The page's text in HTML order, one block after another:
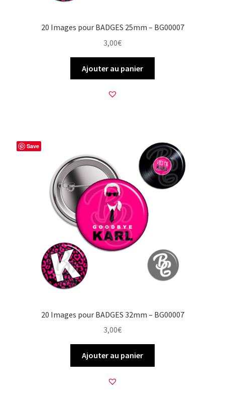
20 Images pour BADGES 25mm – BG00007
3,00€
Ajouter au panier
Save
20 Images pour BADGES 32mm – BG00007
3,00€
Ajouter au panier